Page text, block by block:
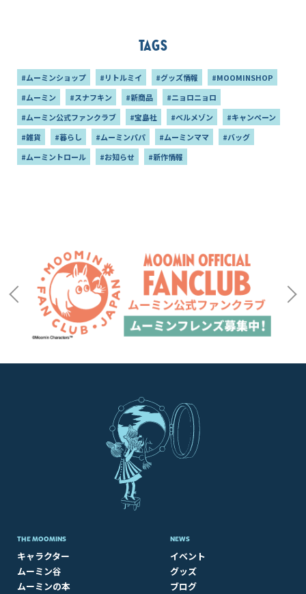
Tags
#ムーミンショップ #リトルミイ #グッズ情報
#MOOMINSHOP
#ムーミン
#スナフキン #新商品
#ニョロニョロ
#ムーミン公式ファンクラブ
#宝島社 #ベルメゾン
#キャンペーン
#雑貨
#暮らし #ムーミンパパ #ムーミンママ
#バッグ
#ムーミントロール
#お知らせ #新作情報
THE MOOMINS
キャラクター
ムーミン谷
ムーミンの本
NEWS
イベント
グッズ
ブログ